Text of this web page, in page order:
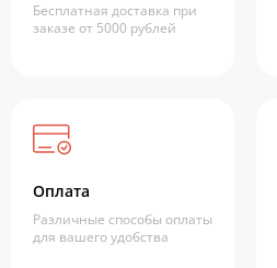
Бесплатная доставка при
заказе от 5000 рублей
Оплата
Различные способы оплаты
для вашего удобства